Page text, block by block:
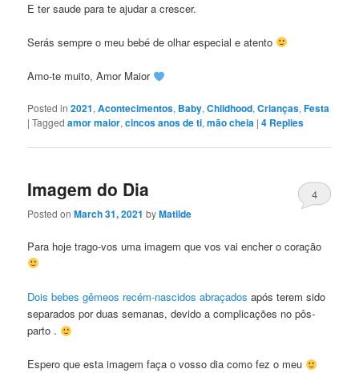
E ter saude para te ajudar a crescer.
Serás sempre o meu bebé de olhar especial e atento
Amo-te muito, Amor Maior
Posted in 2021,Acontecimentos, Baby,Childhood,Crianças,Festa
|Tagged amor maior,cincos anos de ti,mão cheia |4 Replies
Imagem do Dia
Posted onMarch 31, 2021 byMatilde
4
Para hoje trago-vos uma imagem que vos vai encher o coração
Dois bebes gêmeos recém-nascidos abraçados após terem sido
separados por duas semanas, devido a complicações no pôs-
parto .
Espero que esta imagem faça o vosso dia como fez o meu